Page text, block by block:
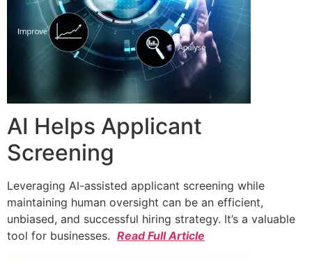
AI Helps Applicant
Screening
Leveraging AI-assisted applicant screening while
maintaining human oversight can be an efficient,
unbiased, and successful hiring strategy. It’s a valuable
tool for businesses. Read Full Article